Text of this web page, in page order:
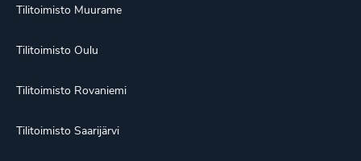
Tilitoimisto Muurame
Tilitoimisto Oulu
Tilitoimisto Rovaniemi
Tilitoimisto Saarijärvi